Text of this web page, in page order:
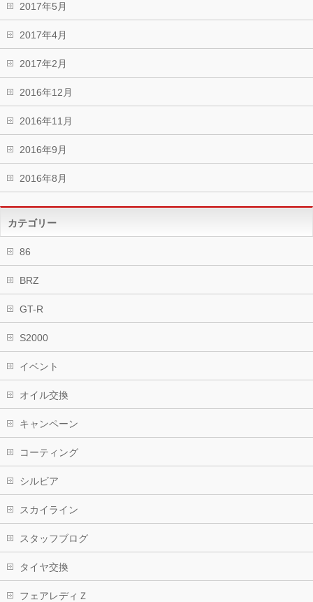
2017年5月
2017年4月
2017年2月
2016年12月
2016年11月
2016年9月
2016年8月
カテゴリー
86
BRZ
GT-R
S2000
イベント
オイル交換
キャンペーン
コーティング
シルビア
スカイライン
スタッフブログ
タイヤ交換
フェアレディＺ